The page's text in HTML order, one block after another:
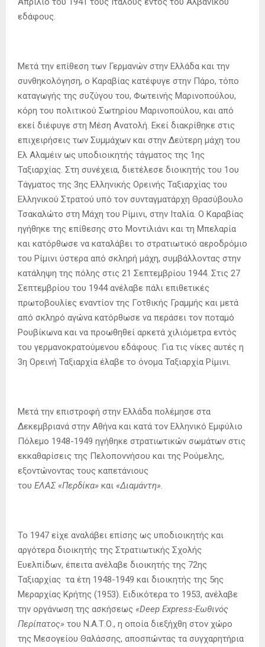
εδάφους.
Μετά την επίθεση των Γερμανών στην Ελλάδα και την
συνθηκολόγηση, ο Καραβίας κατέφυγε στην Πάρο, τόπο
καταγωγής της συζύγου του, Φωτεινής Μαρινοπούλου,
κόρη του πολιτικού Σωτηρίου Μαρινοπούλου, και από
εκεί διέφυγε στη Μέση Ανατολή. Εκεί διακρίθηκε στις
επιχειρήσεις των Συμμάχων και στην Δεύτερη μάχη του
Ελ Αλαμέιν ως υποδιοικητής τάγματος της 1ης
Ταξιαρχίας. Στη συνέχεια, διετέλεσε διοικητής του 1ου
Τάγματος της 3ης Ελληνικής Ορεινής Ταξιαρχίας του
Ελληνικού Στρατού υπό τον συνταγματάρχη Θρασύβουλο
Τσακαλώτο στη Μάχη του Ρίμινι, στην Ιταλία. Ο Καραβίας
ηγήθηκε της επίθεσης στο Μοντιλιάνι και τη Μπελαρία
και κατόρθωσε να καταλάβει το στρατιωτικό αεροδρόμιο
του Ρίμινι ύστερα από σκληρή μάχη, συμβάλλοντας στην
κατάληψη της πόλης στις 21 Σεπτεμβρίου 1944. Στις 27
Σεπτεμβρίου του 1944 ανέλαβε πάλι επιθετικές
πρωτοβουλίες εναντίον της Γοτθικής Γραμμής και μετά
από σκληρό αγώνα κατόρθωσε να περάσει τον ποταμό
Ρουβίκωνα και να προωθηθεί αρκετά χιλιόμετρα εντός
του γερμανοκρατούμενου εδάφους. Για τις νίκες αυτές η
3η Ορεινή Ταξιαρχία έλαβε το όνομα Ταξιαρχία Ρίμινι.
Μετά την επιστροφή στην Ελλάδα πολέμησε στα
Δεκεμβριανά στην Αθήνα και κατά τον Ελληνικό Εμφύλιο
Πόλεμο 1948-1949 ηγήθηκε στρατιωτικών σωμάτων στις
εκκαθαρίσεις της Πελοποννήσου και της Ρούμελης,
εξοντώνοντας τους καπετάνιους
του ΕΛΑΣ «Περδίκα» και «Διαμάντη»
Το 1947 είχε αναλάβει επίσης ως υποδιοικητής και
αργότερα διοικητής της Στρατιωτικής Σχολής
Ευελπίδων, έπειτα ανέλαβε διοικητής της 72ης
Ταξιαρχίας τα έτη 1948-1949 και διοικητής της 5ης
Μεραρχίας Κρήτης (1953). Ειδικότερα το 1953, ανέλαβε
την οργάνωση της ασκήσεως «Deep Express-Εωθινός
Περίπατος» του Ν.Α.Τ.Ο., η οποία διεξήχθη στον χώρο
της Μεσογείου Θαλάσσης, αποσπώντας τα συγχαρητήρια